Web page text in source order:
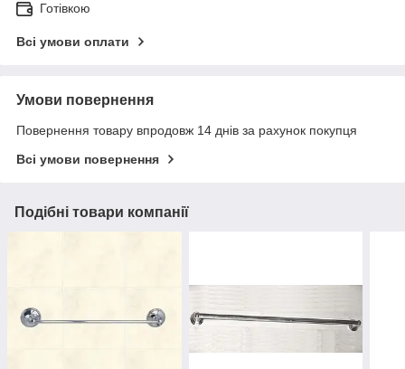
Готівкою
Всі умови оплати
Умови повернення
Повернення товару впродовж 14 днів за рахунок покупця
Всі умови повернення
Подібні товари компанії